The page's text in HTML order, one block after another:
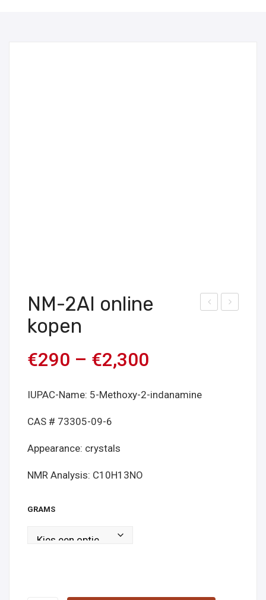
NM-2AI online
kopen
€290 – €2,300
IUPAC-Name: 5-Methoxy-2-indanamine
CAS # 73305-09-6
Appearance: crystals
NMR Analysis: C10H13NO
GRAMS